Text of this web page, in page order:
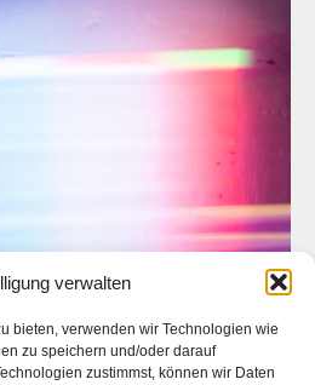
verwalten
bieten, verwenden wir Technologien wie
zu speichern und/oder darauf
zustimmst, können wir Daten
lichtroehre 7292